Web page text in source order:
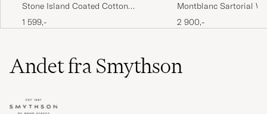
Stone Island Coated Cotton
Ripstop Wallet Black
1 599,-
Montblanc Sartorial
Black
2 900,-
Andet fra Smythson